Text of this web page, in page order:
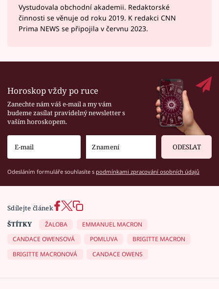
Vystudovala obchodní akademii. Redaktorské
činnosti se věnuje od roku 2019. K redakci CNN
Prima NEWS se připojila v červnu 2023.
Horoskop vždy po ruce
Zanechte nám váš e-mail a my vám
budeme zasílat pravidelný newsletter s
vaším horoskopem.
ODESLAT
Odesláním formuláře souhlasíte s podmínkami zpracování osobních údajů
Sdílejte článek
ŠTÍTKY
ŽALOBA
EMMANUEL MACRON
CANDACE OWENSOVÁ
POMLUVA
BRIGITTE MACRON
BRIGITTE MACRONOVÁ
CANDACE OWENS